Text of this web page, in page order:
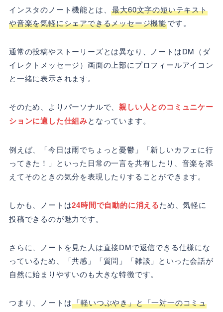
インスタのノート機能とは、最大60文字の短いテキスト
や音楽を気軽にシェアできるメッセージ機能です。
通常の投稿やストーリーズとは異なり、ノートはDM（ダ
イレクトメッセージ）画面の上部にプロフィールアイコン
と一緒に表示されます。
そのため、よりパーソナルで、親しい人とのコミュニケー
ションに適した仕組みとなっています。
例えば、「今日は雨でちょっと憂鬱」「新しいカフェに行
ってきた！」といった日常の一言を共有したり、音楽を添
えてそのときの気分を表現したりすることができます。
しかも、ノートは24時間で自動的に消えるため、気軽に
投稿できるのが魅力です。
さらに、ノートを見た人は直接DMで返信できる仕様にな
っているため、「共感」「質問」「雑談」といった会話が
自然に始まりやすいのも大きな特徴です。
つまり、ノートは「軽いつぶやき」と「一対一のコミュ